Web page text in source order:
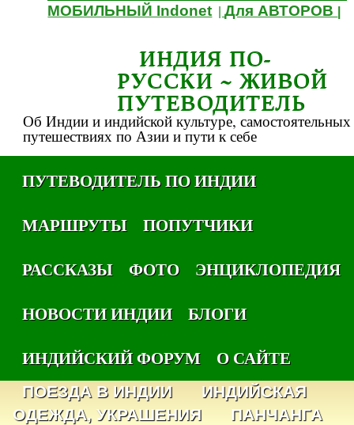
МОБИЛЬНЫЙ Indonet |Для АВТОРОВ
ИНДИЯ ПО-
РУССКИ ~ ЖИВОЙ
ПУТЕВОДИТЕЛЬ
Об Индии и индийской культуре, самостоятельных
путешествиях по Азии и пути к себе
ПУТЕВОДИТЕЛЬ ПО ИНДИИ
МАРШРУТЫ
ПОПУТЧИКИ
РАССКАЗЫ
ФОТО
ЭНЦИКЛОПЕДИЯ
НОВОСТИ ИНДИИ
БЛОГИ
ИНДИЙСКИЙ ФОРУМ
О САЙТЕ
ПОЕЗДА В ИНДИИ
ИНДИЙСКАЯ
ОДЕЖДА, УКРАШЕНИЯ
ПАНЧАНГА